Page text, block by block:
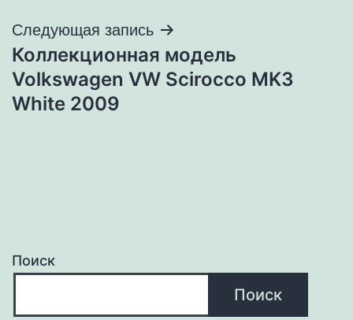
Следующая запись
Коллекционная модель
Volkswagen VW Scirocco MK3
White 2009
Поиск
Поиск